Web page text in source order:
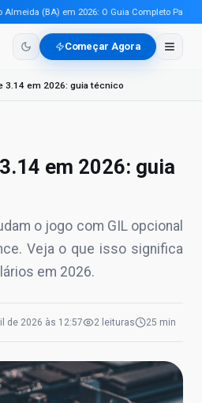
(BA) em 2026: O Guia Completo Para
Começar Agora
3.14 em 2026: guia técnico
em 2026: guia
o jogo com GIL opcional
Veja o que isso significa
em 2026.
de 2026 às 12:57 2 leituras 25 min